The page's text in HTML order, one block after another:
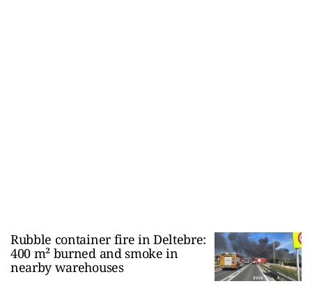
Rubble container fire in Deltebre:
400 m² burned and smoke in
nearby warehouses